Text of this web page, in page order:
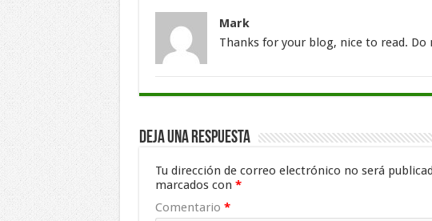
Mark
Thanks for your blog, nice to read. Do
Deja una respuesta
Tu dirección de correo electrónico no será
marcados con *
Comentario *